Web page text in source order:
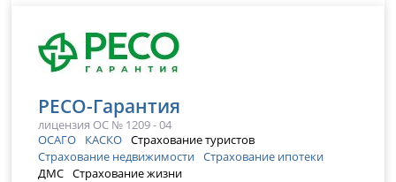
РЕСО-Гарантия
лицензия ОС № 1209 - 04
ОСАГО
КАСКО Страхование туристов
Страхование недвижимости Страхование ипотеки
ДМС Страхование жизни